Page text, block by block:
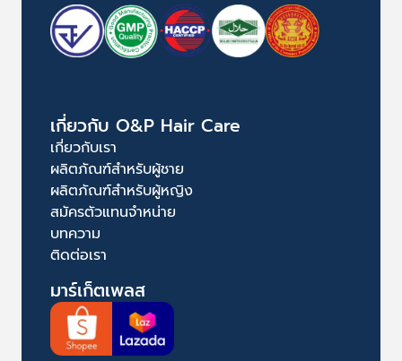
เกี่ยวกับ O&P Hair Care
เกี่ยวกับเรา
ผลิตภัณฑ์สำหรับผู้ชาย
ผลิตภัณฑ์สำหรับผู้หญิง
สมัครตัวแทนจำหน่าย
บทความ
ติดต่อเรา
มาร์เก็ตเพลส